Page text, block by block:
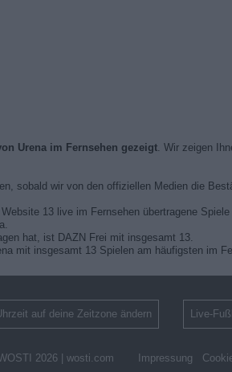
Urena im Fernsehen gezeigt. Wir zeigen
sobald wir von den offiziellen Medien die
13 live im Fernsehen übertragene
hat, ist DAZN Frei mit insgesamt 13.
mit insgesamt 13 Spielen am häufigsten im
auf deine Zeitzone ändern Live-
2026 | wosti.com Impressung